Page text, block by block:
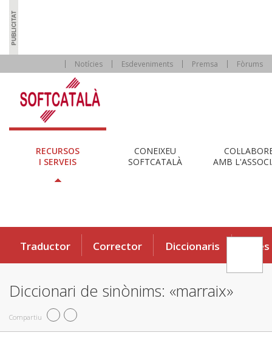
Notícies Esdeveniments Premsa Fòrums
RECURSOS
I SERVEIS
CONEIXEU
SOFTCATALÀ
AMB
Traductor Corrector Diccionaris Eines
Diccionari de sinònims: «marraix»
Compartiu